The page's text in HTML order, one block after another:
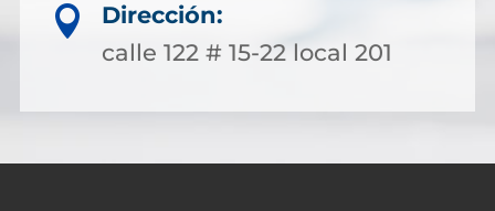

Dirección:
calle 122 # 15-22 local 201